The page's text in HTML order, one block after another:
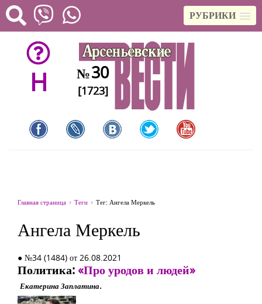
РУБРИКИ
H №30
[1723]
Главная страница Теги Тег: Ангела Меркель
Ангела Меркель
● №34 (1484) от 26.08.2021
Политика:«Про уродов и людей»
Екатерина Заплатина.